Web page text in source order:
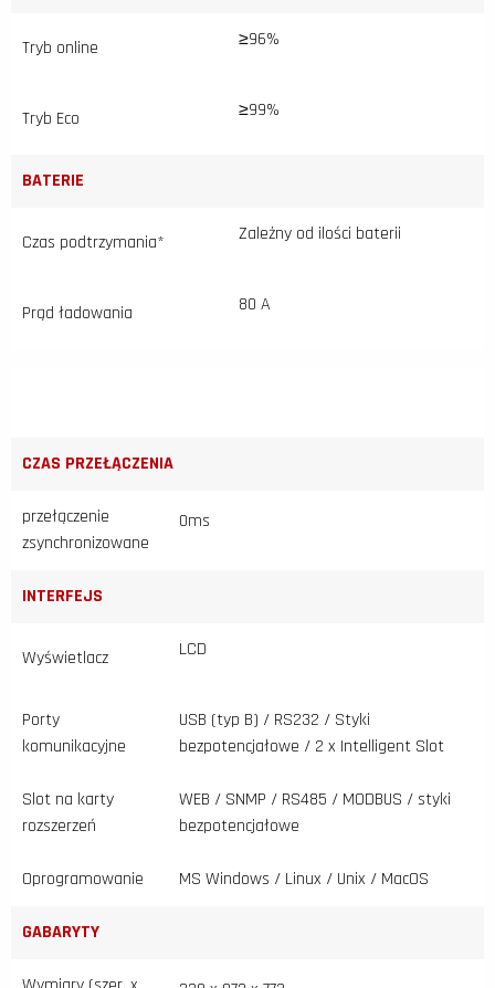
Tryb online ≥96%
Tryb Eco ≥99%
BATERIE
Czas podtrzymania* Zależny od ilości baterii
Prąd ładowania 80 A
CZAS PRZEŁĄCZENIA
przełączenie
zsynchronizowane
0ms
INTERFEJS
Wyświetlacz LCD
Porty
komunikacyjne
USB (typ B) / RS232 / Styki
bezpotencjałowe / 2 x Intelligent Slot
Slot na karty
rozszerzeń
WEB / SNMP / RS485 / MODBUS / styki
bezpotencjałowe
Oprogramowanie MS Windows / Linux / Unix / MacOS
GABARYTY